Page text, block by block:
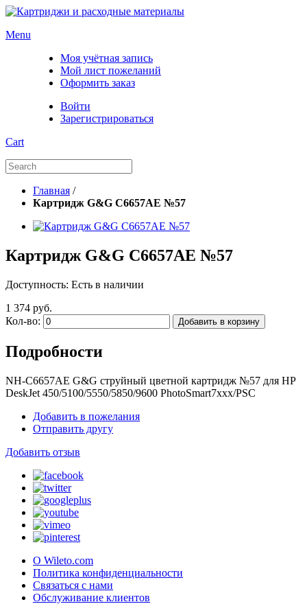
Menu
Моя учётная запись
Мой лист пожеланий
Оформить заказ
Войти
Зарегистрироваться
Cart
Главная /
Картридж G&G C6657AE №57
Картридж G&G C6657AE №57
Доступность: Есть в наличии
1 374 руб.
Кол-во:
Добавить в корзину
Подробности
NH-C6657AE G&G струйный цветной картридж №57 для HP
DeskJet 450/5100/5550/5850/9600 PhotoSmart7xxx/PSC
Добавить в пожелания
Отправить другу
Добавить отзыв
О Wileto.com
Политика конфиденциальности
Связаться с нами
Обслуживание клиентов